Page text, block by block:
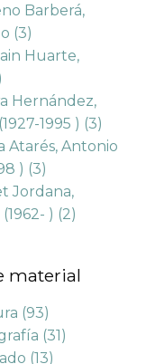
Barberá,
(3)
Huarte,
Hernández,
1995 ) (3)
Atarés, Antonio
) (3)
Jordana,
) (2)
material
(93)
(31)
(13)